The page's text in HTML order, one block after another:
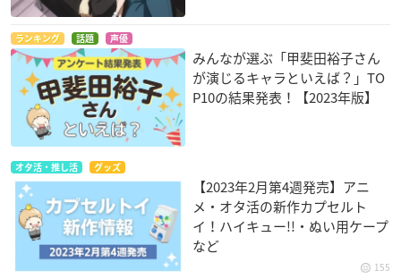
【取扱店舗】
タワーレコード渋谷店、新宿店、札幌ピヴォ店、苫小牧店、下
田店、仙台パルコ店、郡山店、池袋店、アリオ亀有店、TOWE
Rminiダイバーシティ東京 プラザ店、ららぽーと立川立飛店、
八王子店、町田店、川崎店、グランツリー武蔵小杉店、横浜ビ
ブレ店、イオンレイクタウン店、浦和店、アリオ川口店、アリ
オ上尾店、高崎オーパ店、新潟店、金沢フォーラス店、上田
店、名古屋近鉄パッセ店、東浦店、北花田店、高槻阪急店、ア
リオ八尾店、京都店、橿原店、明石店、TOWERminiららぽー
と甲子園店、福岡パルコ店、TOWER RECORDS CAFE 表参道
店、TOWER RECORDS CAFE 名古屋栄スカイル店、TOWER RE
CORDS CAFE 梅田NU茶屋町店、タワーレコード オンライン
ランキング 話題 声優
みんなが選ぶ「甲斐田裕子さん
が演じるキャラといえば？」TO
P10の結果発表！【2023年版】
オタ活・推し活 グッズ
【2023年2月第4週発売】アニ
メ・オタ活の新作カプセルト
イ！ハイキュー!!・ぬい用ケープ
など
155